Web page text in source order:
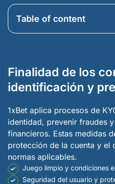
Table of content
Finalidad de los
identificación y
1xBet aplica procesos de
identidad, prevenir fraudes
financieros. Estas medidas
protección de la cuenta y el
normas aplicables.
Juego limpio y condiciones
Seguridad del usuario y